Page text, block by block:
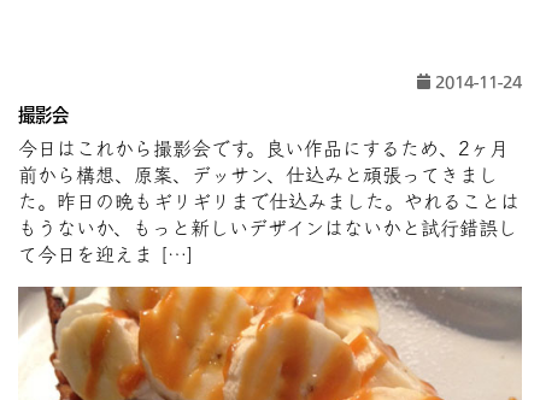
2014-11-24
撮影会
今日はこれから撮影会です。良い作品にするため、2ヶ月
前から構想、原案、デッサン、仕込みと頑張ってきまし
た。昨日の晩もギリギリまで仕込みました。やれることは
もうないか、もっと新しいデザインはないかと試行錯誤し
て今日を迎えま […]